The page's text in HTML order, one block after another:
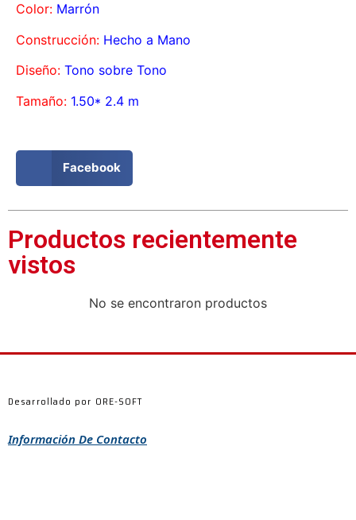
Color: Marrón
Construcción: Hecho a Mano
Diseño: Tono sobre Tono
Tamaño: 1.50* 2.4 m
Facebook
Productos recientemente
vistos
No se encontraron productos
Desarrollado por ORE-SOFT
Información De Contacto